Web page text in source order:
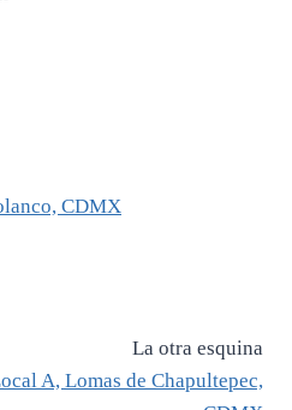
CDMX
La otra esquina
A, Lomas de Chapultepec,